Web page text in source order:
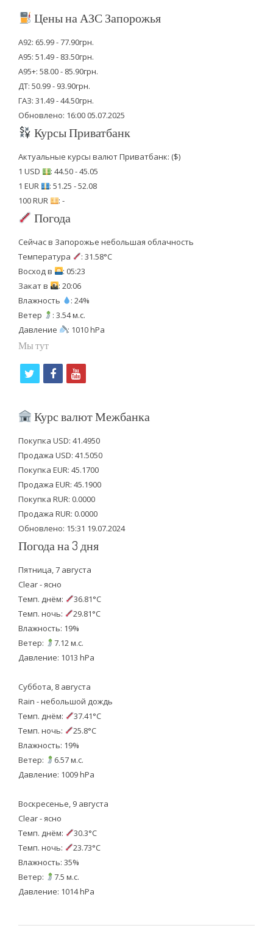
Цены на АЗС Запорожья
А92: 65.99 - 77.90грн.
А95: 51.49 - 83.50грн.
А95+: 58.00 - 85.90грн.
ДТ: 50.99 - 93.90грн.
ГАЗ: 31.49 - 44.50грн.
Обновлено: 16:00 05.07.2025
Курсы Приватбанк
Актуальные курсы валют Приватбанк: ($)
1 USD
: 44.50 - 45.05
1 EUR
: 51.25 - 52.08
100 RUR
: -
Погода
Сейчас в Запорожье небольшая облачность
Температура
: 31.58°C
Восход в
: 05:23
Закат в
: 20:06
Влажность
: 24%
Ветер
: 3.54 м.с.
Давление
: 1010 hPa
Мы тут
i
t
e
r
f
b
o
o
k
y
u
b
e
Курс валют Межбанка
Покупка USD: 41.4950
Продажа USD: 41.5050
Покупка EUR: 45.1700
Продажа EUR: 45.1900
Покупка RUR: 0.0000
Продажа RUR: 0.0000
Обновлено: 15:31 19.07.2024
Погода на 3 дня
Пятница, 7 августа
Clear - ясно
Темп. днём:
36.81°C
Темп. ночь:
29.81°C
Влажность: 19%
Ветер:
7.12 м.с.
Давление: 1013 hPa
Суббота, 8 августа
Rain - небольшой дождь
Темп. днём:
37.41°C
Темп. ночь:
25.8°C
Влажность: 19%
Ветер:
6.57 м.с.
Давление: 1009 hPa
Воскресенье, 9 августа
Clear - ясно
Темп. днём:
30.3°C
Темп. ночь:
23.73°C
Влажность: 35%
Ветер:
7.5 м.с.
Давление: 1014 hPa